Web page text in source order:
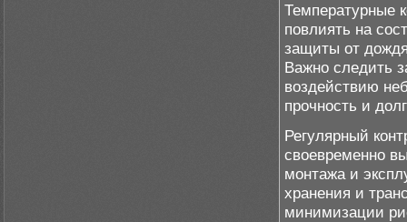
Температурные
повлиять на
защиты от
Важно следить
воздействию
прочность и
Регулярный
своевременно
монтажа и
хранения и
минимизации